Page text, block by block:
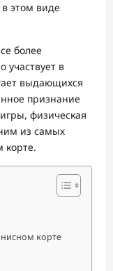
этом виде
более
участвует в
выдающихся
признание
физическая
из самых
корте.
корте